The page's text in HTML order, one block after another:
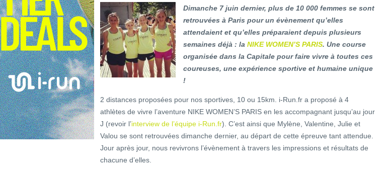
Dimanche 7 juin dernier, plus de 10 000 femmes se sont
retrouvées à Paris pour un évènement qu’elles
attendaient et qu’elles préparaient depuis plusieurs
semaines déjà : la NIKE WOMEN’S PARIS. Une course
organisée dans la Capitale pour faire vivre à toutes ces
coureuses, une expérience sportive et humaine unique
!
2 distances proposées pour nos sportives, 10 ou 15km. i-Run.fr a proposé à 4
athlètes de vivre l’aventure NIKE WOMEN’S PARIS en les accompagnant jusqu’au jour
J (revoir l’interview de l’équipe i-Run.fr). C’est ainsi que Mylène, Valentine, Julie et
Valou se sont retrouvées dimanche dernier, au départ de cette épreuve tant attendue.
Jour après jour, nous revivrons l’évènement à travers les impressions et résultats de
chacune d’elles.